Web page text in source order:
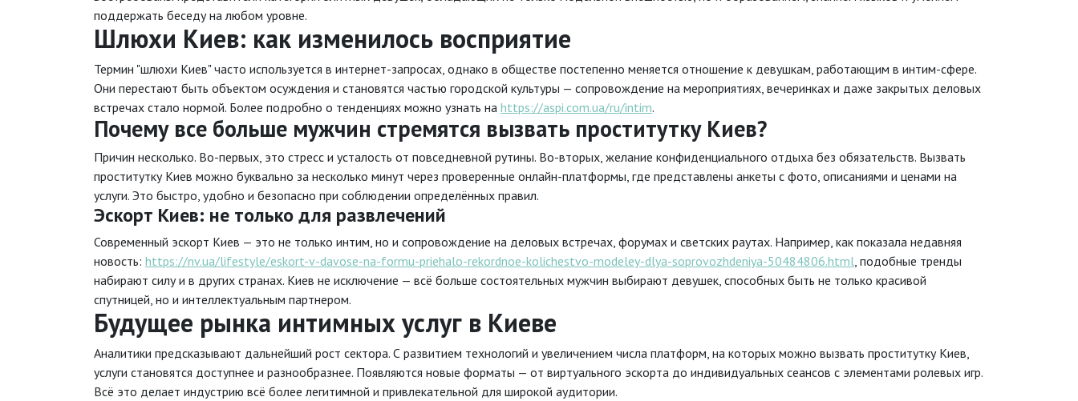
поддержать беседу на любом уровне.
Шлюхи Киев: как изменилось восприятие
Термин "шлюхи Киев" часто используется в интернет-запросах, однако в обществе постепенно меняется отношение к девушкам, работающим в интим-сфере.
Они перестают быть объектом осуждения и становятся частью городской культуры — сопровождение на мероприятиях, вечеринках и даже закрытых деловых
встречах стало нормой. Более подробно о тенденциях можно узнать на https://aspi.com.ua/ru/intim.
Почему все больше мужчин стремятся вызвать проститутку Киев?
Причин несколько. Во-первых, это стресс и усталость от повседневной рутины. Во-вторых, желание конфиденциального отдыха без обязательств. Вызвать
проститутку Киев можно буквально за несколько минут через проверенные онлайн-платформы, где представлены анкеты с фото, описаниями и ценами на
услуги. Это быстро, удобно и безопасно при соблюдении определённых правил.
Эскорт Киев: не только для развлечений
Современный эскорт Киев — это не только интим, но и сопровождение на деловых встречах, форумах и светских раутах. Например, как показала недавняя
новость: https://nv.ua/lifestyle/eskort-v-davose-na-formu-priehalo-rekordnoe-kolichestvo-modeley-dlya-soprovozhdeniya-50484806.html , подобные тренды
набирают силу и в других странах. Киев не исключение — всё больше состоятельных мужчин выбирают девушек, способных быть не только красивой
спутницей, но и интеллектуальным партнером.
Будущее рынка интимных услуг в Киеве
Аналитики предсказывают дальнейший рост сектора. С развитием технологий и увеличением числа платформ, на которых можно вызвать проститутку Киев,
услуги становятся доступнее и разнообразнее. Появляются новые форматы — от виртуального эскорта до индивидуальных сеансов с элементами ролевых игр.
Всё это делает индустрию всё более легитимной и привлекательной для широкой аудитории.